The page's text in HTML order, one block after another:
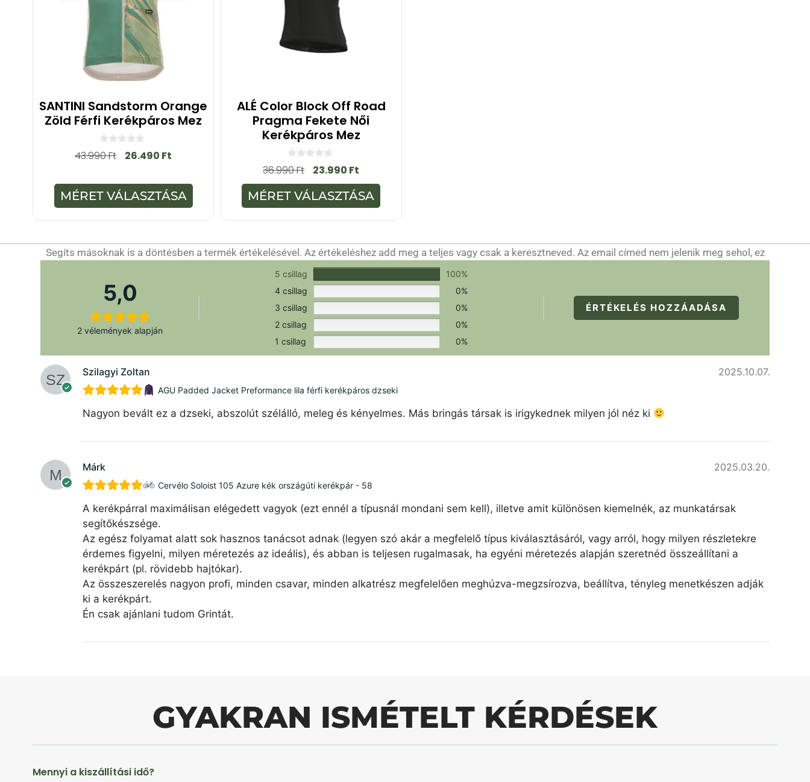
SANTINI Sandstorm Orange
Zöld Férfi Kerékpáros Mez
0
a
-
b
ő
l
43.990Ft 26.490 Ft
MÉRET VÁLASZTÁSA
ALÉ Color Block Off Road
Pragma Fekete Női
Kerékpáros Mez
0
a
z
5
-
b
36.990Ft 23.990 Ft
MÉRET VÁLASZTÁSA
Értékeld a terméket!
Segíts másoknak is a döntésben a termék értékelésével. Az értékeléshez add meg a teljes vagy csak a keresztneved. Az email címed nem jelenik meg sehol, ez
csak a hitelesítéshez szükséges.
5,0
2 vélemények alapján
5 csillag
100%
4 csillag
0%
3 csillag
0%
2 csillag
0%
1 csillag
0%
ÉRTÉKELÉS HOZZÁADÁSA
Szilagyi Zoltan 2025.10.07.
AGU Padded Jacket Preformance lila férfi kerékpáros dzseki
Nagyon bevált ez a dzseki, abszolút szélálló, meleg és kényelmes. Más bringás társak is irigykednek milyen jól néz ki
Márk 2025.03.20.
Cervélo Soloist 105 Azure kék országúti kerékpár - 58
A kerékpárral maximálisan elégedett vagyok (ezt ennél a típusnál mondani sem kell), illetve amit különösen kiemelnék, az munkatársak
segítőkészsége.
Az egész folyamat alatt sok hasznos tanácsot adnak (legyen szó akár a megfelelő típus kiválasztásáról, vagy arról, hogy milyen részletekre
érdemes figyelni, milyen méretezés az ideális), és abban is teljesen rugalmasak, ha egyéni méretezés alapján szeretnéd összeállítani a
kerékpárt (pl. rövidebb hajtókar).
Az összeszerelés nagyon profi, minden csavar, minden alkatrész megfelelően meghúzva-megzsírozva, beállítva, tényleg menetkészen adják
ki a kerékpárt.
Én csak ajánlani tudom Grintát.
GYAKRAN ISMÉTELT KÉRDÉSEK
Mennyi a kiszállítási idő?